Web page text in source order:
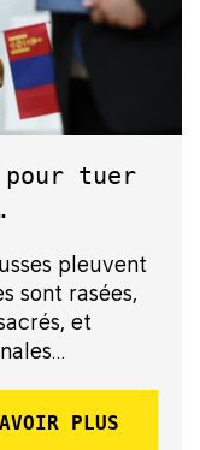
tuer
pleuvent
sont rasées,
et
PLUS